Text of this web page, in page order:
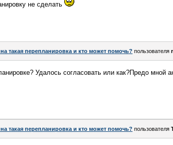
не сделать
такая перепланировка и кто может помочь? пользователя
Удалось согласовать или как?Предо мной
такая перепланировка и кто может помочь? пользователя